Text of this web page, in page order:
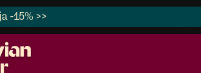
-15% >>